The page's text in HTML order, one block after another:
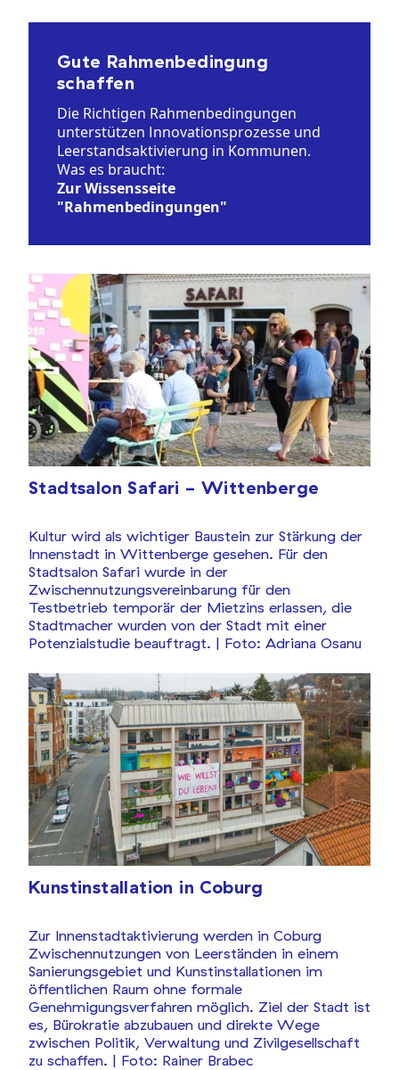
Gute Rahmenbedingung
schaffen
Die Richtigen Rahmenbedingungen
unterstützen Innovationsprozesse und
Leerstandsaktivierung in Kommunen.
Was es braucht:
Zur Wissensseite
"Rahmenbedingungen"
Stadtsalon Safari - Wittenberge
Kultur wird als wichtiger Baustein zur Stärkung der
Innenstadt in Wittenberge gesehen. Für den
Stadtsalon Safari wurde in der
Zwischennutzungsvereinbarung für den
Testbetrieb temporär der Mietzins erlassen, die
Stadtmacher wurden von der Stadt mit einer
Potenzialstudie beauftragt. | Foto: Adriana Osanu
Kunstinstallation in Coburg
Zur Innenstadtaktivierung werden in Coburg
Zwischennutzungen von Leerständen in einem
Sanierungsgebiet und Kunstinstallationen im
öffentlichen Raum ohne formale
Genehmigungsverfahren möglich. Ziel der Stadt ist
es, Bürokratie abzubauen und direkte Wege
zwischen Politik, Verwaltung und Zivilgesellschaft
zu schaffen. | Foto: Rainer Brabec